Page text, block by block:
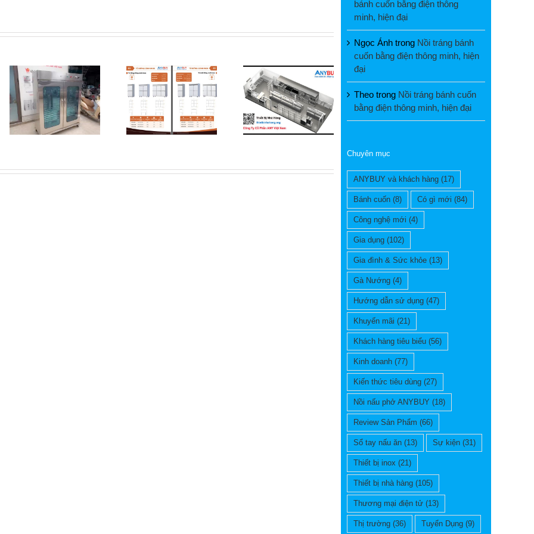
Catalogue Tủ Cấp
Đông Lạnh
ANYBUY
[Thiết bị nhà hàng]
Vai trò quan trong
của khu Bếp Trung
Tâm
bánh cuốn bằng điện thông
minh, hiện đại
Ngọc Ánh trong Nồi tráng bánh
cuốn bằng điện thông minh, hiện
đại
Theo trong Nồi tráng bánh cuốn
bằng điện thông minh, hiện đại
Chuyên mục
ANYBUY và khách hàng (17)
Bánh cuốn (8) Có gì mới (84)
Công nghệ mới (4)
Gia dụng (102)
Gia đình & Sức khỏe (13)
Gà Nướng (4)
Hướng dẫn sử dụng (47)
Khuyến mãi (21)
Khách hàng tiêu biểu (56)
Kinh doanh (77)
Kiến thức tiêu dùng (27)
Nồi nấu phở ANYBUY (18)
Review Sản Phẩm (66)
Sổ tay nấu ăn (13) Sự kiện (31)
Thiết bị inox (21)
Thiết bị nhà hàng (105)
Thương mại điện tử (13)
Thị trường (36) Tuyển Dụng (9)